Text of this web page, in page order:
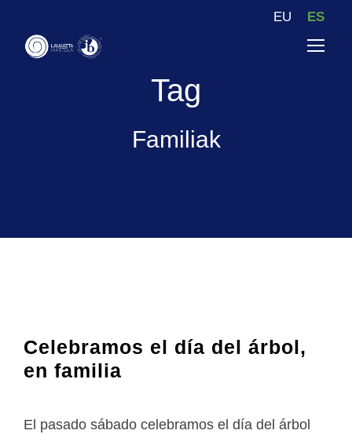
EU ES
Tag
Familiak
Celebramos el día del árbol,
en familia
El pasado sábado celebramos el día del árbol